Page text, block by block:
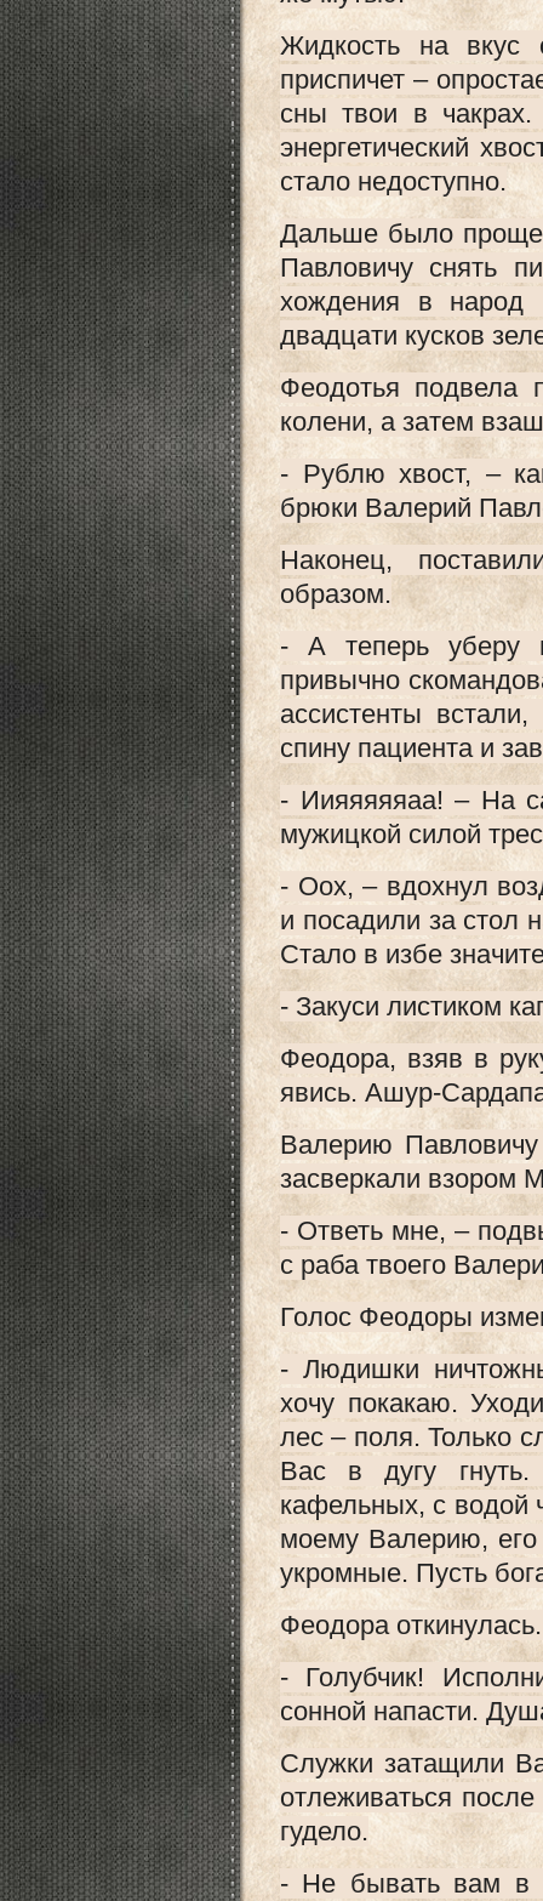
Жидкость на
приспичет –
сны твои в
энергетический
стало недоступно.
Дальше было
Павловичу снять
хождения в народ
двадцати кусков
Феодотья подвела
колени, а затем
- Рублю хвост, –
брюки Валерий
Наконец,
образом.
- А теперь уберу
привычно
ассистенты
спину пациента и
- Иияяяяяаа! – На
мужицкой силой
- Оох, – вдохнул
и посадили за стол
Стало в избе
- Закуси листиком
Феодора, взяв в
явись. Ашур-
Валерию Павловичу
засверкали взором
- Ответь мне, –
с раба твоего
Голос Феодоры
- Людишки
хочу покакаю.
лес – поля. Только
Вас в дугу
кафельных, с водой
моему Валерию, его
укромные. Пусть
Феодора
- Голубчик!
сонной напасти.
Служки затащили
отлеживаться
гудело.
- Не бывать вам в